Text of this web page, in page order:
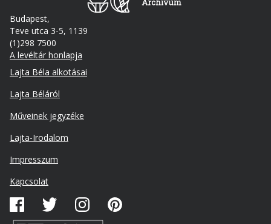
Budapest,
Teve utca 3-5, 1139
(1)298 7500
A levéltár honlapja
Footer
Lajta Béla alkotásai
Lajta Béláról
Műveinek jegyzéke
Lajta-Irodalom
Lábléc
másodlagos
Impresszum
Kapcsolat
Közösségi
média